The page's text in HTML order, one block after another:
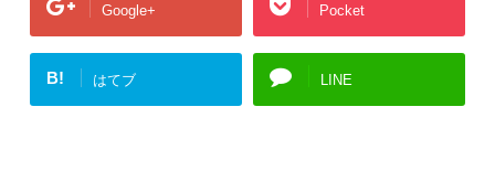
Google+ Pocket
B! はてブ LINE